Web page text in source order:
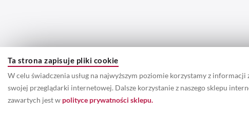
Ta strona zapisuje pliki cookie
W celu świadczenia usług na najwyższym poziomie korzystamy z
swojej przeglądarki internetowej. Dalsze korzystanie z naszego sklepu
zawartych jest w polityce prywatności sklepu.
© 2022 Prawa autorskie do wszystkich informacji oraz zdjęć